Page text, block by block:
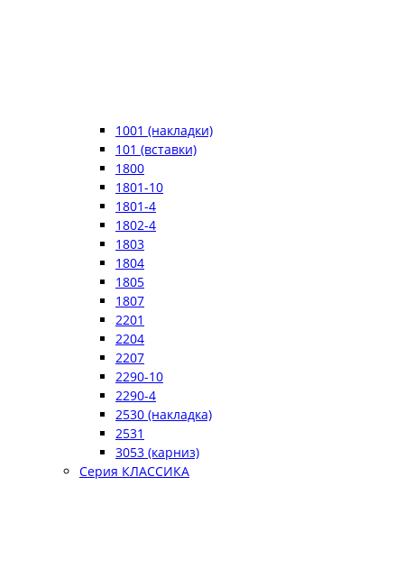
1001 (накладки)
101 (вставки)
1800
1801-10
1801-4
1802-4
1803
1804
1805
1807
2201
2204
2207
2290-10
2290-4
2530 (накладка)
2531
3053 (карниз)
Серия КЛАССИКА